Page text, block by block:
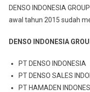
DENSO INDONESIA
awal tahun 2015 sudah
DENSO INDONESIA
PT DENSO INDONESIA
PT DENSO SALES
PT HAMADEN